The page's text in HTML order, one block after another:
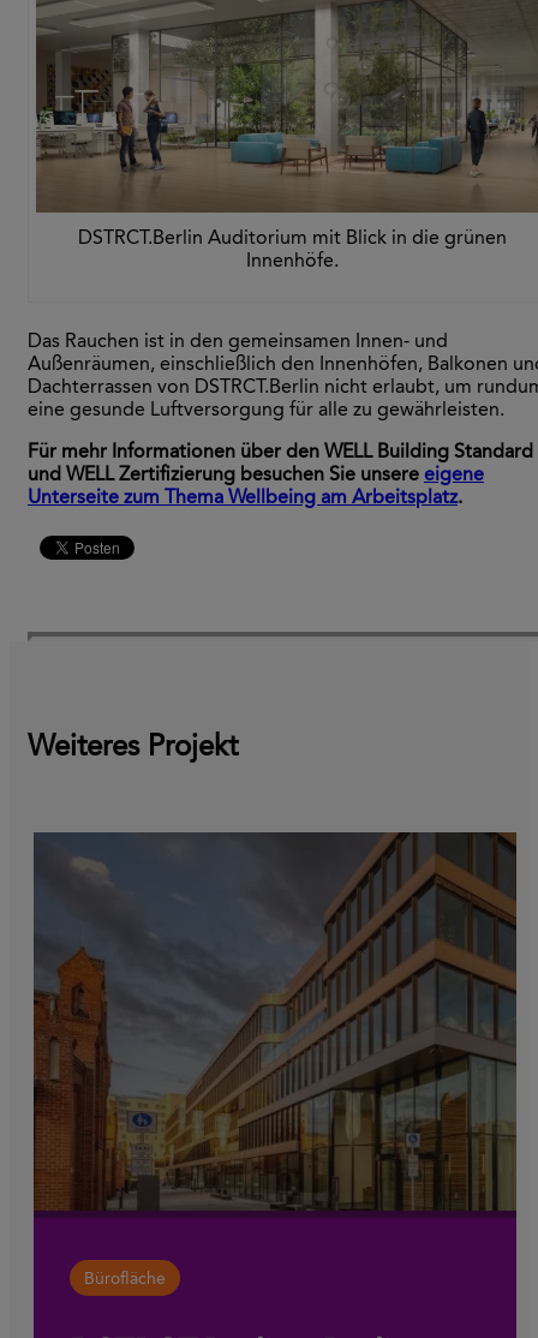
DSTRCT.Berlin Auditorium mit Blick in die grünen
Innenhöfe.
Das Rauchen ist in den gemeinsamen Innen- und
Außenräumen, einschließlich den Innenhöfen, Balkonen
Dachterrassen von DSTRCT.Berlin nicht erlaubt, um
eine gesunde Luftversorgung für alle zu gewährleisten.
Für mehr Informationen über den WELL Building Standard
und WELL Zertifizierung besuchen Sie unsere eigene
Unterseite zum Thema Wellbeing am Arbeitsplatz.
Weiteres Projekt
Bürofläche